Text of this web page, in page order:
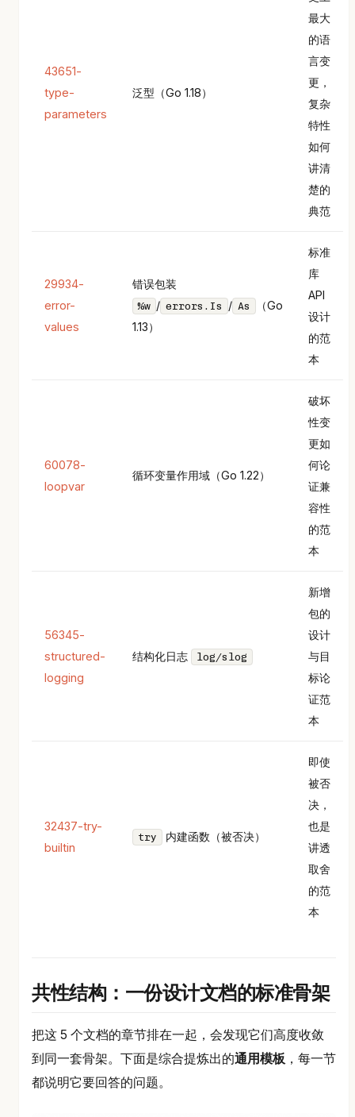
43651-
type-
parameters
泛型（Go 1.18）
最大
的语
言变
更，
复杂
特性
如何
讲清
楚的
典范
29934-
error-
values
错误包装
%w / errors.Is / As
（Go
1.13）
标准
库
API
设计
的范
本
60078-
loopvar
循环变量作用域（Go 1.22）
破坏
性变
更如
何论
证兼
容性
的范
本
56345-
structured-
logging
结构化日志 log/slog
新增
包的
设计
与目
标论
证范
本
32437-try-
builtin
try 内建函数（被否决）
即使
被否
决，
也是
讲透
取舍
的范
本
共性结构：一份设计文档的标准骨架
把这 5 个文档的章节排在一起，会发现它们高度收敛
到同一套骨架。下面是综合提炼出的通用模板 ，每一节
都说明它要回答的问题。